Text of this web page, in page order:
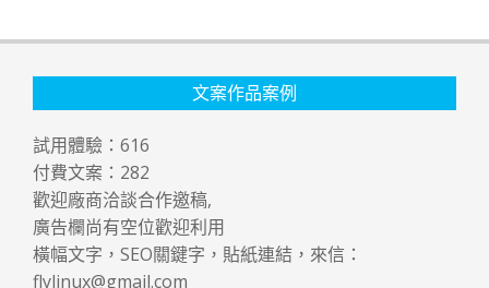
文案作品案例
試用體驗： 616
付費文案： 282
歡迎廠商洽談合作邀稿,
廣告欄尚有空位歡迎利用
橫幅文字，SEO關鍵字，貼紙連結，來信：
flylinux@gmail.com